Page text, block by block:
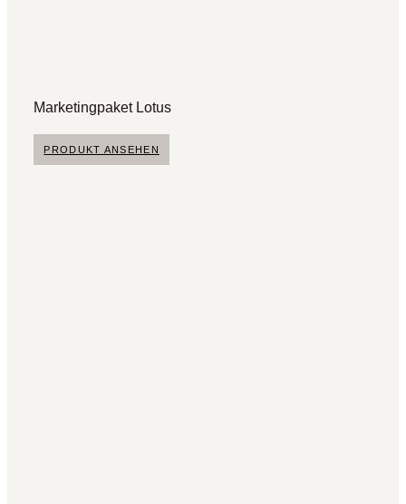
Marketingpaket Lotus
PRODUKT ANSEHEN